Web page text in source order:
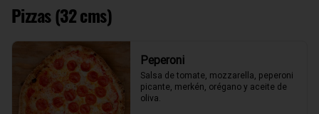
Pizzas (32 cms)
Peperoni
Salsa de tomate, mozzarella, peperoni
picante, merkén, orégano y aceite de
oliva.